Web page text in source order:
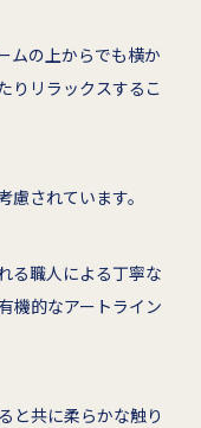
ムの上からでも横か
りリラックスするこ
されています。
る職人による丁寧な
機的なアートライン
と共に柔らかな触り